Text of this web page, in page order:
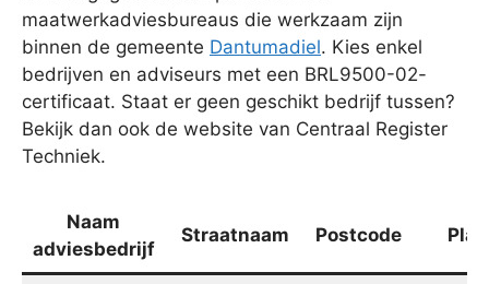
maatwerkadviesbureaus die werkzaam zijn
binnen de gemeente Dantumadiel. Kies enkel
bedrijven en adviseurs met een BRL9500-02-
certificaat. Staat er geen geschikt bedrijf tussen?
Bekijk dan ook de website van Centraal Register
Techniek.
Naam
adviesbedrijf
Straatnaam Postcode